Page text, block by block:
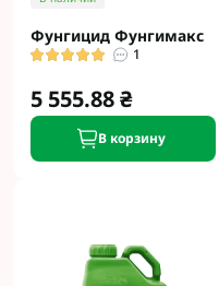
Фунгицид Фунгимакс
1
5 555.88 ₴
В корзину